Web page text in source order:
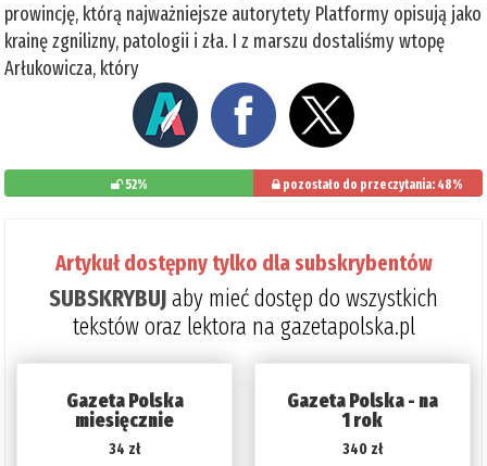
prowincję, którą najważniejsze autorytety Platformy opisują jako
krainę zgnilizny, patologii i zła. I z marszu dostaliśmy wtopę
Arłukowicza, który
52% pozostało do przeczytania: 48%
Artykuł dostępny tylko dla subskrybentów
SUBSKRYBUJaby mieć dostęp do wszystkich
tekstów oraz lektora na gazetapolska.pl
Gazeta Polska
miesięcznie
34 zł
Gazeta Polska - na
1 rok
340 zł